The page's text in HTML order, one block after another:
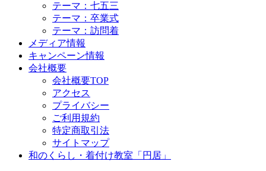
テーマ：七五三
テーマ：卒業式
テーマ：訪問着
メディア情報
キャンペーン情報
会社概要
会社概要TOP
アクセス
プライバシー
ご利用規約
特定商取引法
サイトマップ
和のくらし・着付け教室「円居」